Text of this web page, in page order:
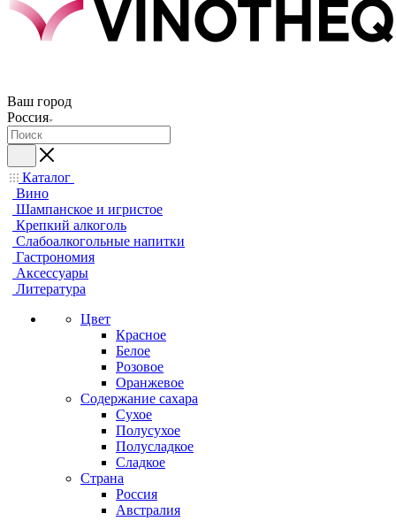
Ваш город
Россия
Каталог
Вино
Шампанское и игристое
Крепкий алкоголь
Слабоалкогольные напитки
Гастрономия
Аксессуары
Литература
Цвет
Красное
Белое
Розовое
Оранжевое
Содержание сахара
Сухое
Полусухое
Полусладкое
Сладкое
Страна
Россия
Австралия